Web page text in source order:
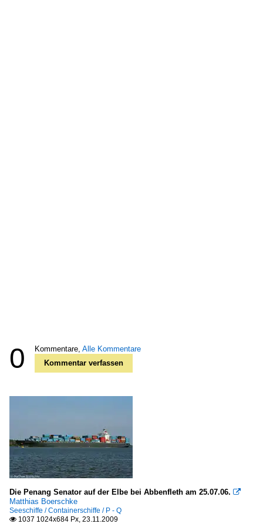
0 Kommentare, Alle Kommentare
Kommentar verfassen
Die Penang Senator auf der Elbe bei Abbenfleth am 25.07.06. 
Matthias Boerschke
Seeschiffe / Containerschiffe / P - Q
 1037 1024x684 Px, 23.11.2009